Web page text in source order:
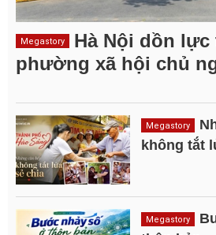
Megastory
Hà Nội dồn lực
phường xã hội chủ
Megastory
không tắt
Megastory